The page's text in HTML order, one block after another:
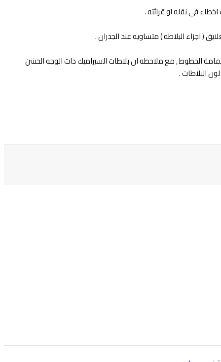
في نقله او قرائته .
( اجزاء البلاطه ) متساويه عند الجدران .
بيش بلاستكية حتي لا تضيع استقامة الخطوط , مع ملاحظه ان بلاطات السيراميك ذات الوجه الخشن